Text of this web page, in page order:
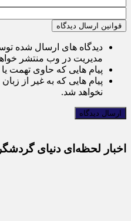
قوانین ارسال دیدگاه
دیدگاه های ارسال شده
مدیریت در وب منتشر
پیام هایی که حاوی تهمت
پیام هایی که به غیر از
نخواهد شد.
اخبار لحظه‌ای دنیای